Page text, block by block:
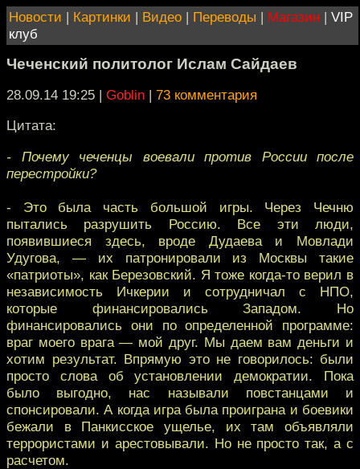
Новости | Картинки | Видео | Переводы | Магазин | VIP
клуб
Чеченский политолог Ислам Сайдаев
28.09.14 19:25 | Goblin | 73 комментария
Цитата:
- Почему чеченцы воевали против России после
перестройки?
- Это была часть большой игры. Через Чечню
пытались разрушить Россию. Все эти люди,
появившиеся здесь, вроде Дудаева и Мовлади
Удугова, — их патронировали из Москвы такие
«патриоты», как Березовский. Я тоже когда-то верил в
независимость Ичкерии и сотрудничал с НПО,
которые финансировались Западом. Но
финансировались они по определенной программе:
враг моего врага — мой друг. Мы даем вам деньги и
хотим результат. Впрямую это не говорилось: были
просто слова об установлении демократии. Пока
было выгодно, нас называли повстанцами и
спонсировали. А когда игра была проиграна и боевики
бежали в Панкисское ущелье, их там объявляли
террористами и арестовывали. Но не просто так, а с
расчетом.